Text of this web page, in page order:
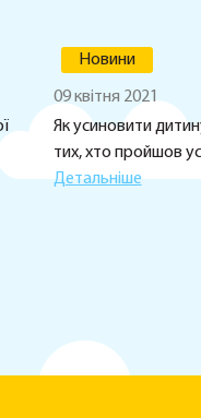
Новини
09 квітня 2021
Як усиновити
тих, хто пройшов
Детальніше